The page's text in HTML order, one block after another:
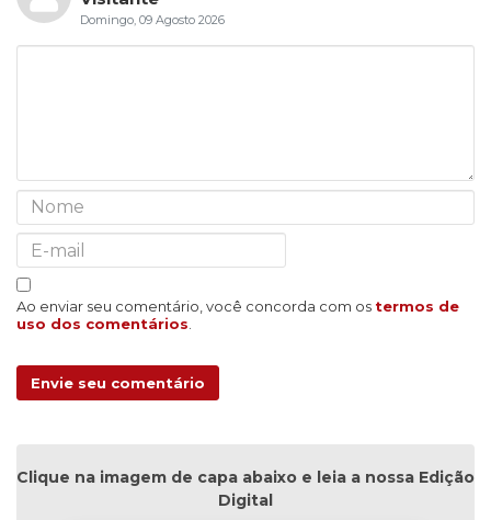
Domingo, 09 Agosto 2026
Ao enviar seu comentário, você concorda com os termos de
uso dos comentários
Envie seu comentário
Clique na imagem de capa abaixo e leia a nossa Edição
Digital